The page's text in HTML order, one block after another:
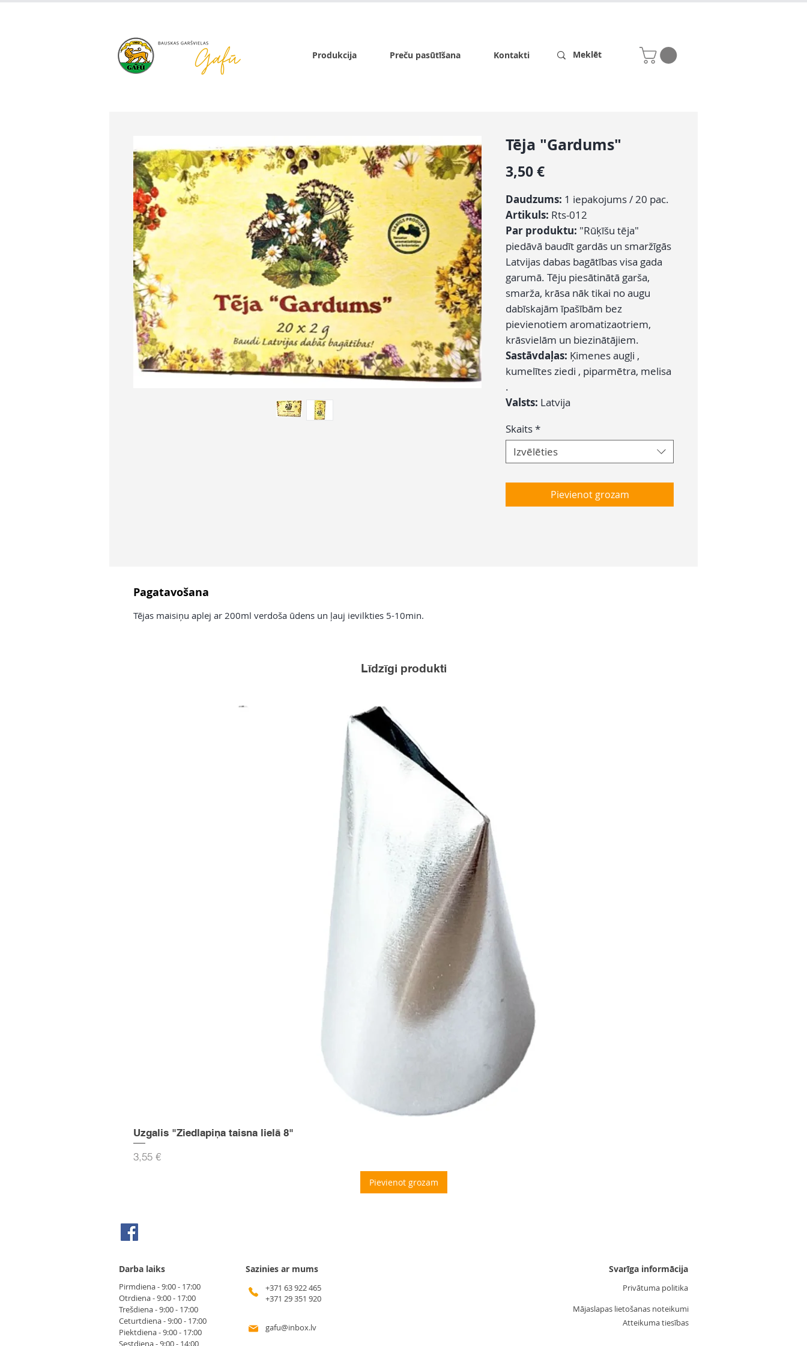
Produkcija Preču pasūtīšana Kontakti
Tēja "Gardums"
3,50 €Cena
Daudzums: 1 iepakojums / 20 pac.
Artikuls: Rts-012
Par produktu: "Rūķīšu tēja"
piedāvā baudīt gardās un smaržīgās
Latvijas dabas bagātības visa gada
garumā. Tēju piesātinātā garša,
smarža, krāsa nāk tikai no augu
dabīskajām īpašībām bez
pievienotiem aromatizaotriem,
krāsvielām un biezinātājiem.
Sastāvdaļas: Ķimenes augļi ,
kumelītes ziedi , piparmētra, melisa
.
Valsts: Latvija
Skaits*
Izvēlēties
Pievienot grozam
Pagatavošana
Tējas maisiņu aplej ar 200ml verdoša ūdens un ļauj ievilkties 5-10min.
Līdzīgi produkti
Uzgalis "Ziedlapiņa taisna lielā 8"
Cena
3,55 €
Pievienot grozam
Darba laiks
Pirmdiena - 9:00 - 17:00
Otrdiena - 9:00 - 17:00
Trešdiena - 9:00 - 17:00
Ceturtdiena - 9:00 - 17:00
Piektdiena - 9:00 - 17:00
Sestdiena - 9:00 - 14:00
Sazinies ar mums
+371 63 922 465
+371 29 351 920
gafu@inbox.lv
Svarīga informācija
Privātuma politika
Mājaslapas lietošanas noteikumi
Atteikuma tiesības